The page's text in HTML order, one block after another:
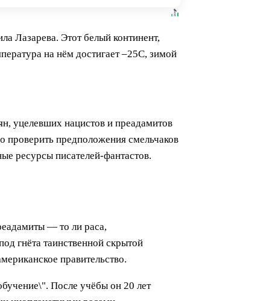
Лазарева. Этот белый континент,
на нём достигает –25С, зимой
уцелевших нацистов и преадамитов
предположения смельчаков
ресурсы писателей-фантастов.
— то ли раса,
гнёта таинственной скрытой
правительство.
После учёбы он 20 лет